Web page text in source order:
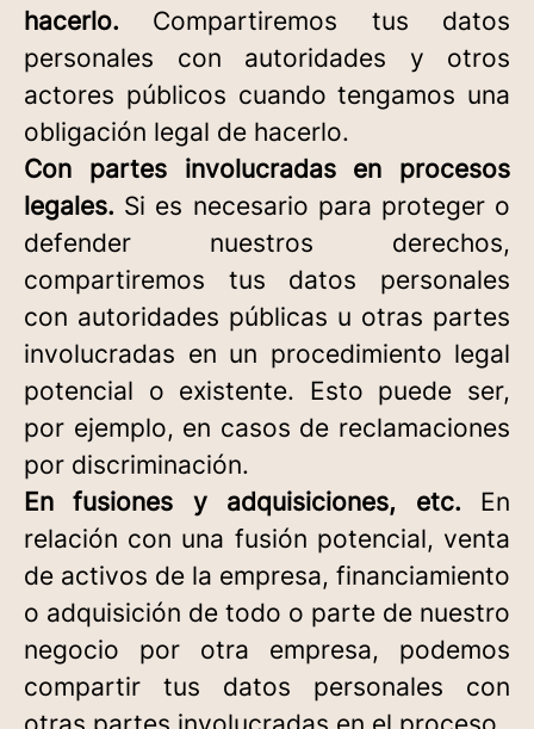
hacerlo. Compartiremos tus datos
personales con autoridades y otros
actores públicos cuando tengamos una
obligación legal de hacerlo.
Con partes involucradas en procesos
legales. Si es necesario para proteger o
defender nuestros derechos,
compartiremos tus datos personales
con autoridades públicas u otras partes
involucradas en un procedimiento legal
potencial o existente. Esto puede ser,
por ejemplo, en casos de reclamaciones
por discriminación.
En fusiones y adquisiciones, etc. En
relación con una fusión potencial, venta
de activos de la empresa, financiamiento
o adquisición de todo o parte de nuestro
negocio por otra empresa, podemos
compartir tus datos personales con